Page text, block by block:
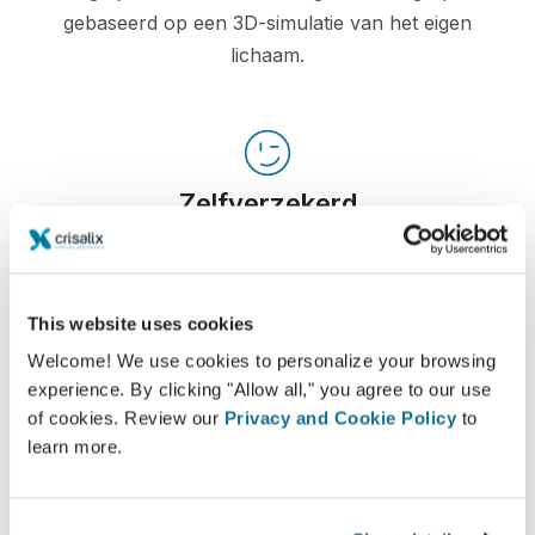
This website uses cookies
Welcome! We use cookies to personalize your browsing
experience. By clicking "Allow all," you agree to our use
of cookies. Review our Privacy and Cookie Policy to
learn more.
gebaseerd op een 3D-simulatie van het eigen
lichaam.
Zelfverzekerd
Betrokken zijn bij het beslissingsproces helpt de
Tevreden